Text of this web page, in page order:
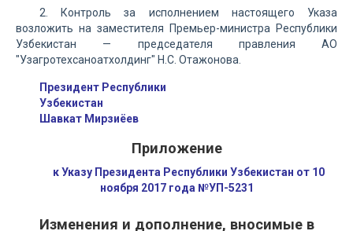
2. Контроль за исполнением настоящего Указа
возложить на заместителя Премьер-министра Республики
Узбекистан — председателя правления АО
"Узагротехсаноатхолдинг" Н.С. Отажонова.
Президент Республики
Узбекистан
Шавкат Мирзиёев
Приложение
к Указу Президента Республики Узбекистан от 10
ноября 2017 года №УП-5231
Изменения и дополнение, вносимые в